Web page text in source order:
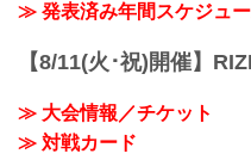
≫ 発表済み年間スケジュ
【8/11(火･祝)開催】
≫ 大会情報／チケット
≫ 対戦カード